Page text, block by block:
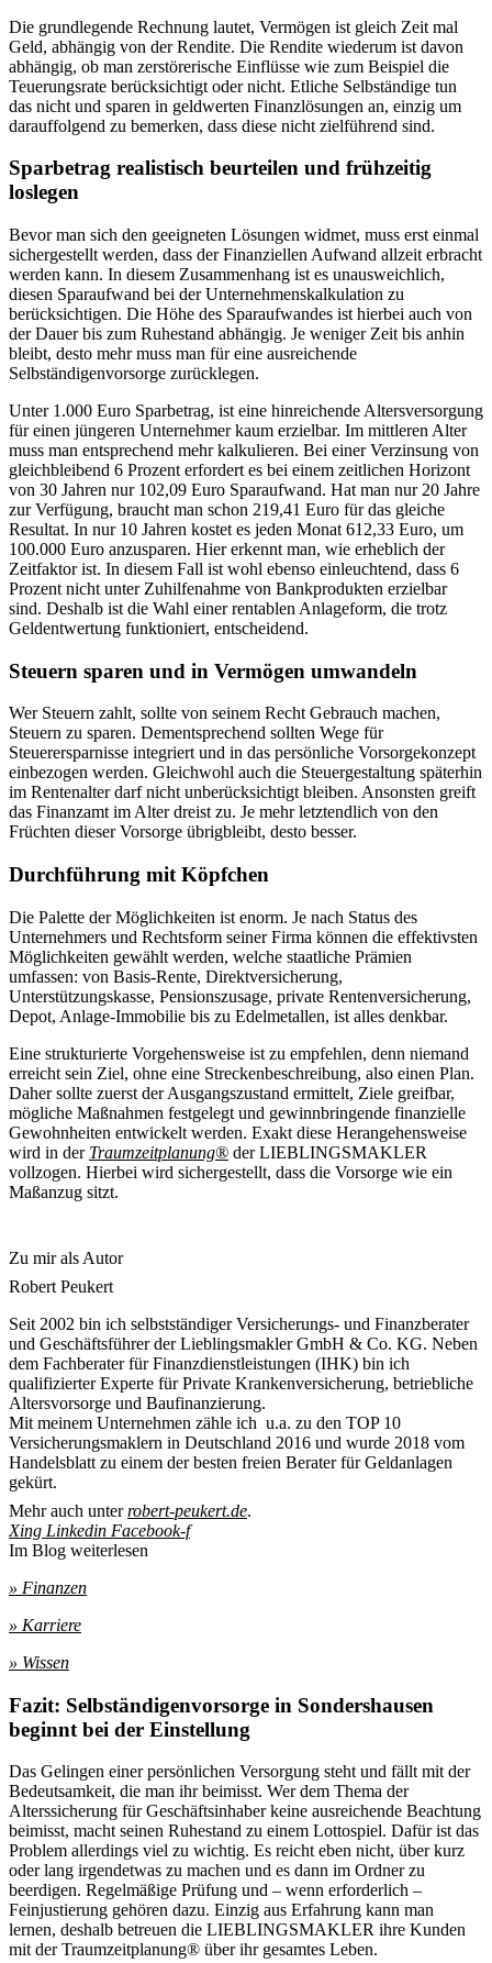
Die grundlegende Rechnung lautet, Vermögen ist gleich Zeit mal
Geld, abhängig von der Rendite. Die Rendite wiederum ist davon
abhängig, ob man zerstörerische Einflüsse wie zum Beispiel die
Teuerungsrate berücksichtigt oder nicht. Etliche Selbständige tun
das nicht und sparen in geldwerten Finanzlösungen an, einzig um
darauffolgend zu bemerken, dass diese nicht zielführend sind.
Sparbetrag realistisch beurteilen und frühzeitig
loslegen
Bevor man sich den geeigneten Lösungen widmet, muss erst einmal
sichergestellt werden, dass der Finanziellen Aufwand allzeit erbracht
werden kann. In diesem Zusammenhang ist es unausweichlich,
diesen Sparaufwand bei der Unternehmenskalkulation zu
berücksichtigen. Die Höhe des Sparaufwandes ist hierbei auch von
der Dauer bis zum Ruhestand abhängig. Je weniger Zeit bis anhin
bleibt, desto mehr muss man für eine ausreichende
Selbständigenvorsorge zurücklegen.
Unter 1.000 Euro Sparbetrag, ist eine hinreichende Altersversorgung
für einen jüngeren Unternehmer kaum erzielbar. Im mittleren Alter
muss man entsprechend mehr kalkulieren. Bei einer Verzinsung von
gleichbleibend 6 Prozent erfordert es bei einem zeitlichen Horizont
von 30 Jahren nur 102,09 Euro Sparaufwand. Hat man nur 20 Jahre
zur Verfügung, braucht man schon 219,41 Euro für das gleiche
Resultat. In nur 10 Jahren kostet es jeden Monat 612,33 Euro, um
100.000 Euro anzusparen. Hier erkennt man, wie erheblich der
Zeitfaktor ist. In diesem Fall ist wohl ebenso einleuchtend, dass 6
Prozent nicht unter Zuhilfenahme von Bankprodukten erzielbar
sind. Deshalb ist die Wahl einer rentablen Anlageform, die trotz
Geldentwertung funktioniert, entscheidend.
Steuern sparen und in Vermögen umwandeln
Wer Steuern zahlt, sollte von seinem Recht Gebrauch machen,
Steuern zu sparen. Dementsprechend sollten Wege für
Steuerersparnisse integriert und in das persönliche Vorsorgekonzept
einbezogen werden. Gleichwohl auch die Steuergestaltung späterhin
im Rentenalter darf nicht unberücksichtigt bleiben. Ansonsten greift
das Finanzamt im Alter dreist zu. Je mehr letztendlich von den
Früchten dieser Vorsorge übrigbleibt, desto besser.
Durchführung mit Köpfchen
Die Palette der Möglichkeiten ist enorm. Je nach Status des
Unternehmers und Rechtsform seiner Firma können die effektivsten
Möglichkeiten gewählt werden, welche staatliche Prämien
umfassen: von Basis-Rente, Direktversicherung,
Unterstützungskasse, Pensionszusage, private Rentenversicherung,
Depot, Anlage-Immobilie bis zu Edelmetallen, ist alles denkbar.
Eine strukturierte Vorgehensweise ist zu empfehlen, denn niemand
erreicht sein Ziel, ohne eine Streckenbeschreibung, also einen Plan.
Daher sollte zuerst der Ausgangszustand ermittelt, Ziele greifbar,
mögliche Maßnahmen festgelegt und gewinnbringende finanzielle
Gewohnheiten entwickelt werden. Exakt diese Herangehensweise
wird in der Traumzeitplanung® der LIEBLINGSMAKLER
vollzogen. Hierbei wird sichergestellt, dass die Vorsorge wie ein
Maßanzug sitzt.
Zu mir als Autor
Robert Peukert
Seit 2002 bin ich selbstständiger Versicherungs- und Finanzberater
und Geschäftsführer der Lieblingsmakler GmbH & Co. KG. Neben
dem Fachberater für Finanzdienstleistungen (IHK) bin ich
qualifizierter Experte für Private Krankenversicherung, betriebliche
Altersvorsorge und Baufinanzierung.
Mit meinem Unternehmen zähle ich u.a. zu den TOP 10
Versicherungsmaklern in Deutschland 2016 und wurde 2018 vom
Handelsblatt zu einem der besten freien Berater für Geldanlagen
gekürt.
Mehr auch unterrobert-peukert.de.
Xing Linkedin Facebook-f
Im Blog weiterlesen
» Finanzen
» Karriere
» Wissen
Fazit: Selbständigenvorsorge in Sondershausen
beginnt bei der Einstellung
Das Gelingen einer persönlichen Versorgung steht und fällt mit der
Bedeutsamkeit, die man ihr beimisst. Wer dem Thema der
Alterssicherung für Geschäftsinhaber keine ausreichende Beachtung
beimisst, macht seinen Ruhestand zu einem Lottospiel. Dafür ist das
Problem allerdings viel zu wichtig. Es reicht eben nicht, über kurz
oder lang irgendetwas zu machen und es dann im Ordner zu
beerdigen. Regelmäßige Prüfung und – wenn erforderlich –
Feinjustierung gehören dazu. Einzig aus Erfahrung kann man
lernen, deshalb betreuen die LIEBLINGSMAKLER ihre Kunden
mit der Traumzeitplanung® über ihr gesamtes Leben.